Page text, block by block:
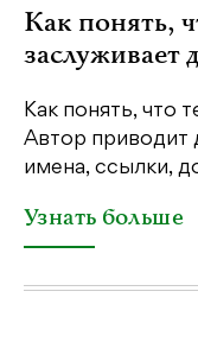
Как понять,
заслуживает
Как понять, что
Автор приводит
имена, ссылки,
Узнать больше